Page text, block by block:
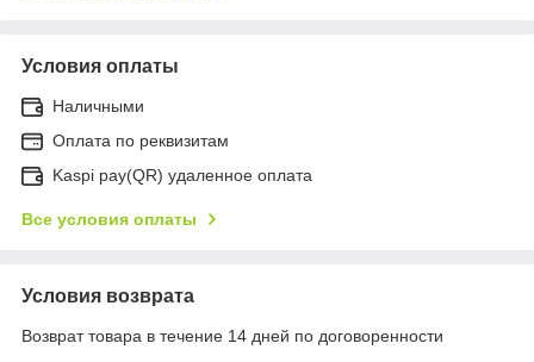
Условия оплаты
Наличными
Оплата по реквизитам
Kaspi pay(QR) удаленное оплата
Все условия оплаты
Условия возврата
Возврат товара в течение 14 дней по договоренности